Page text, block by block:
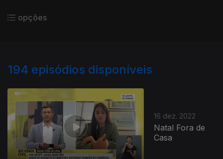
opções
194 episódios disponíveis
16 dez. 2022
Natal Fora de
Casa